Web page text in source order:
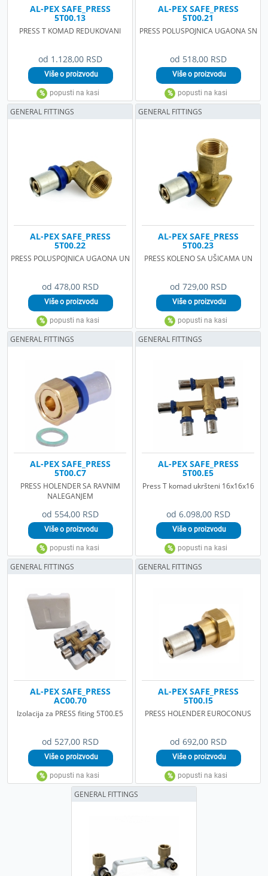
od 1.128,00 RSD
AL-PEX SAFE_PRESS
5T00.13
PRESS T KOMAD REDUKOVANI
od 518,00 RSD
AL-PEX SAFE_PRESS
5T00.21
PRESS POLUSPOJNICA UGAONA SN
od 478,00 RSD
AL-PEX SAFE_PRESS
5T00.22
PRESS POLUSPOJNICA UGAONA UN
GENERAL FITTINGS
od 729,00 RSD
AL-PEX SAFE_PRESS
5T00.23
PRESS KOLENO SA UŠICAMA UN
GENERAL FITTINGS
od 554,00 RSD
AL-PEX SAFE_PRESS
5T00.C7
PRESS HOLENDER SA RAVNIM
NALEGANJEM
GENERAL FITTINGS
od 6.098,00 RSD
AL-PEX SAFE_PRESS
5T00.E5
Press T komad ukršteni 16x16x16
GENERAL FITTINGS
od 527,00 RSD
AL-PEX SAFE_PRESS
AC00.70
Izolacija za PRESS fiting 5T00.E5
GENERAL FITTINGS
od 692,00 RSD
AL-PEX SAFE_PRESS
5T00.I5
PRESS HOLENDER EUROCONUS
GENERAL FITTINGS
GENERAL FITTINGS